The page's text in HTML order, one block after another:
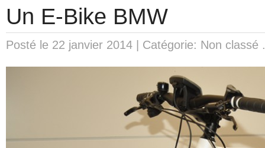
Un E-Bike BMW
Posté le 22 janvier 2014 | Catégorie: Non classé .